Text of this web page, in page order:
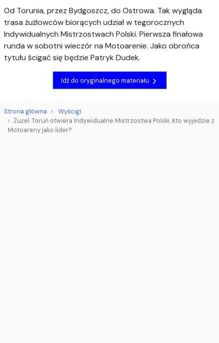
Od Torunia, przez Bydgoszcz, do Ostrowa. Tak wygląda
trasa żużlowców biorących udział w tegorocznych
Indywidualnych Mistrzostwach Polski. Pierwsza finałowa
runda w sobotni wieczór na Motoarenie. Jako obrońca
tytułu ścigać się będzie Patryk Dudek.
Idź do oryginalnego materiału
Strona główna
Wyścigi
Żużel. Toruń otwiera Indywidualne Mistrzostwa Polski. Kto wyjedzie z
Motoareny jako lider?